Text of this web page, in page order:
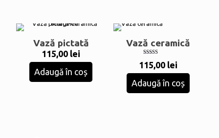
Vază pictată
115,00 lei
Adaugă în coș
Vază ceramică
5.00
din 5
115,00 lei
Adaugă în coș